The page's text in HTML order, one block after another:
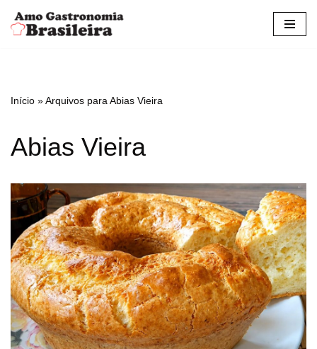
Pular
conteúdo
Início »Arquivos para Abias Vieira
Abias Vieira